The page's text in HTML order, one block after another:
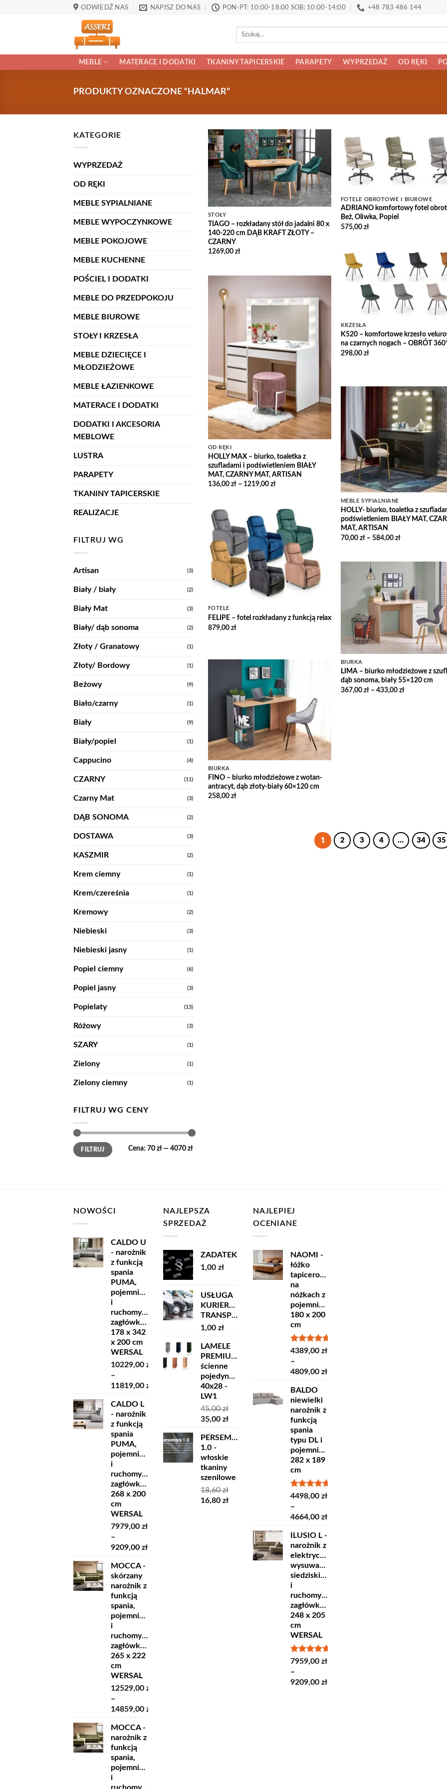
ODWIEDŹ NAS NAPISZ DO NAS PON-PT: 10:00-18:00 SOB: 10:00-14:00 +48 783 486 144
Szukaj:
MEBLE MATERACE I DODATKI TKANINY TAPICERSKIE PARAPETY WYPRZEDAŻ OD RĘKI
PRODUKTY OZNACZONE “HALMAR”
KATEGORIE
WYPRZEDAŻ
OD RĘKI
MEBLE SYPIALNIANE
MEBLE WYPOCZYNKOWE
MEBLE POKOJOWE
MEBLE KUCHENNE
POŚCIEL I DODATKI
MEBLE DO PRZEDPOKOJU
MEBLE BIUROWE
STOŁY I KRZESŁA
MEBLE DZIECIĘCE I
MŁODZIEŻOWE
MEBLE ŁAZIENKOWE
MATERACE I DODATKI
DODATKI I AKCESORIA
MEBLOWE
LUSTRA
PARAPETY
TKANINY TAPICERSKIE
REALIZACJE
FILTRUJ WG
Artisan (3)
Biały / biały (2)
Biały Mat (3)
Biały/ dąb sonoma (2)
Złoty / Granatowy (1)
Złoty/ Bordowy (1)
Beżowy (9)
Biało/czarny (1)
Biały (9)
Biały/popiel (1)
Cappucino (4)
CZARNY (11)
Czarny Mat (3)
DĄB SONOMA (2)
DOSTAWA (3)
KASZMIR (2)
Krem ciemny (1)
Krem/czereśnia (1)
Kremowy (2)
Niebieski (3)
Niebieski jasny (1)
Popiel ciemny (6)
Popiel jasny (3)
Popielaty (13)
Różowy (3)
SZARY (1)
Zielony (1)
Zielony ciemny (1)
FILTRUJ WG CENY
Cena
min
Cena
maxFILTRUJ Cena: 70 zł— 4070 zł
Add to
Wishlist
STOŁY
TIAGO – rozkładany stół do jadalni 80 x
140-220 cm DĄB KRAFT ZŁOTY –
CZARNY
1269,00 zł
FOTELE OBROTOWE I BIUROWE
ADRIANO komfortowy fotel
Beż, Oliwka, Popiel
575,00 zł
KRZESŁA
K520 – komfortowe krzesło
na czarnych nogach – OBRÓT
298,00 zł
Add to
Wishlist
OD RĘKI
HOLLY MAX – biurko, toaletka z
szufladami i podświetleniem BIAŁY
MAT, CZARNY MAT, ARTISAN
136,00 zł – 1219,00 złZakres
do
1219,00 zł
MEBLE SYPIALNIANE
HOLLY- biurko, toaletka z
podświetleniem BIAŁY MAT,
MAT, ARTISAN
70,00 zł – 584,00 złZakres
584,00 zł
Add to
Wishlist
FOTELE
FELIPE – fotel rozkładany z funkcją relax
879,00 zł
BIURKA
LIMA – biurko młodzieżowe z
dąb sonoma, biały 55×120 cm
367,00 zł – 433,00 złZakres
BIURKA
FINO – biurko młodzieżowe z wotan-
antracyt, dąb złoty-biały 60×120 cm
258,00 zł
1 2 3 4 … 34 35
NOWOŚCI
CALDO U
- narożnik
z funkcją
spania
PUMA,
pojemnikiem
i
ruchomymi
zagłówkami
178 x 342
x 200 cm
WERSAL
10229,00 zł
–
11819,00 zł
cen:
od
10229,00 zł
do
11819,00 zł
CALDO L
- narożnik
z funkcją
spania
PUMA,
pojemnikiem
i
ruchomymi
zagłówkami
268 x 200
cm
WERSAL
7979,00 zł
–
9209,00 złZakres
MOCCA -
skórzany
narożnik z
funkcją
spania,
pojemnikiem
i
ruchomymi
zagłówkami
265 x 222
cm
WERSAL
12529,00 zł
–
14859,00 zł
cen:
od
12529,00 zł
do
14859,00 zł
MOCCA -
narożnik z
funkcją
spania,
pojemnikiem
i
NAJLEPSZA
SPRZEDAŻ
ZADATEK
1,00 zł
USŁUGA
KURIERSKA
TRANSPORT
1,00 zł
LAMELE
PREMIUM
ścienne
pojedyncze
40x28 -
LW1
45,00zł
Pierwotna
wynosiła:
45,00 zł.
35,00 złAktualna
wynosi:
PERSEMPRA
1.0 -
włoskie
tkaniny
szenilowe
18,60zł
Pierwotna
16,80 złAktualna
16,80 zł.
NAJLEPIEJ
OCENIANE
NAOMI -
łóżko
tapicerowane
na
nóżkach z
pojemnikiem
180 x 200
cm
Oceniono
4389,00 zł
–
4809,00 złZakres
BALDO
niewielki
narożnik z
funkcją
spania
typu DL i
pojemnikiem
282 x 189
cm
Oceniono
4498,00 zł
–
4664,00 złZakres
ILUSIO L -
narożnik z
elektrycznie
wysuwanym
siedziskiem
i
ruchomymi
zagłówkami
248 x 205
cm
WERSAL
Oceniono
7959,00 zł
–
9209,00 złZakres